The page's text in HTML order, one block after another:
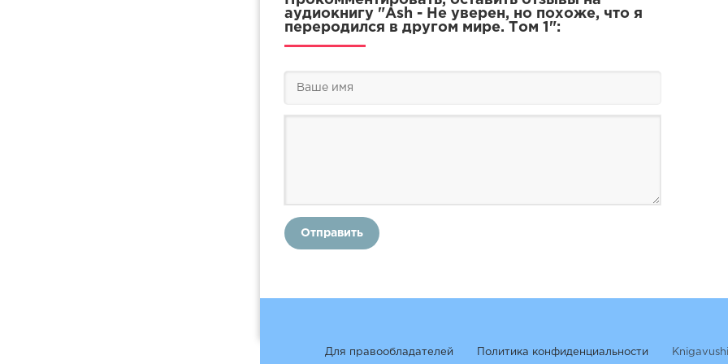
аудиокнигу "Ash - Не уверен, но похоже, что я
переродился в другом мире. Том 1":
Отправить
Для правообладателей Политика конфиденциальности